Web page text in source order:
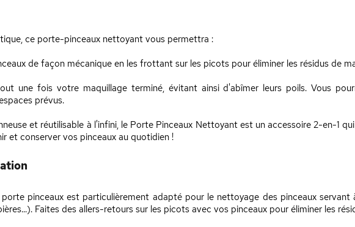
ce porte-pinceaux nettoyant vous permettra :
de façon mécanique en les frottant sur les picots pour éliminer les résidus de
une fois votre maquillage terminé, évitant ainsi d'abîmer leurs poils. Vous
prévus.
et réutilisable à l'infini, le Porte Pinceaux Nettoyant est un accessoire 2-en-1
et conserver vos pinceaux au quotidien !
pinceaux est particulièrement adapté pour le nettoyage des pinceaux servant
Faites des allers-retours sur les picots avec vos pinceaux pour éliminer les